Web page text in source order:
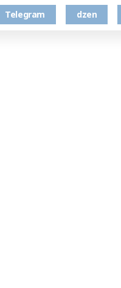
Telegram dzen